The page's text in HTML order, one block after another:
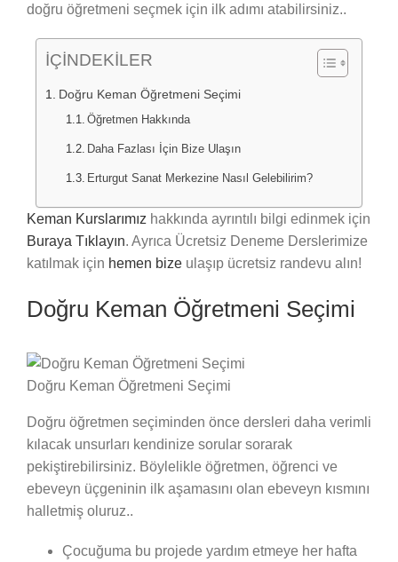
doğru öğretmeni seçmek için ilk adımı atabilirsiniz..
İÇİNDEKİLER
Doğru Keman Öğretmeni Seçimi
Öğretmen Hakkında
Daha Fazlası İçin Bize Ulaşın
Erturgut Sanat Merkezine Nasıl Gelebilirim?
Keman Kurslarımız hakkında ayrıntılı bilgi edinmek için
Buraya Tıklayın. Ayrıca Ücretsiz Deneme Derslerimize
katılmak için hemen bize ulaşıp ücretsiz randevu alın!
Doğru Keman Öğretmeni Seçimi
Doğru Keman Öğretmeni Seçimi
Doğru öğretmen seçiminden önce dersleri daha verimli
kılacak unsurları kendinize sorular sorarak
pekiştirebilirsiniz. Böylelikle öğretmen, öğrenci ve
ebeveyn üçgeninin ilk aşamasını olan ebeveyn kısmını
halletmiş oluruz..
Çocuğuma bu projede yardım etmeye her hafta